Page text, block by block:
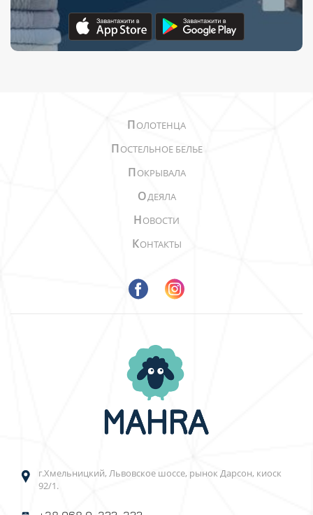
ПОЛОТЕНЦА
ПОСТЕЛЬНОЕ БЕЛЬЕ
ПОКРЫВАЛА
ОДЕЯЛА
НОВОСТИ
КОНТАКТЫ
г.Хмельницкий, Львовское шоссе, рынок Дарсон, киоск
92/1.